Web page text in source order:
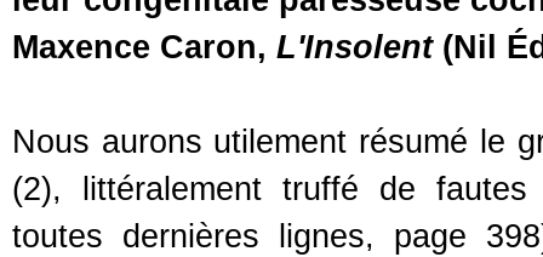
Maxence Caron, L'Insolent(Nil
Nous aurons utilement résumé le
(2), littéralement truffé de
toutes dernières lignes, page